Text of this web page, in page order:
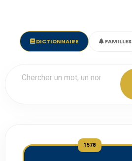
DICTIONNAIRE FAMILLES
1578